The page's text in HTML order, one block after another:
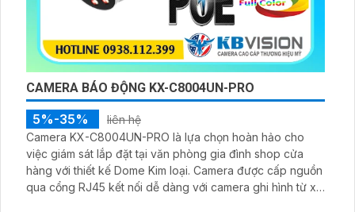
CAMERA BÁO ĐỘNG KX-C8004UN-PRO
5%-35%
liên hệ
Camera KX-C8004UN-PRO là lựa chọn hoàn hảo cho
việc giám sát lắp đặt tại văn phòng gia đình shop cửa
hàng với thiết kế Dome Kim loại. Camera được cấp nguồn
qua cổng RJ45 kết nối dễ dàng với camera ghi hình từ xa.